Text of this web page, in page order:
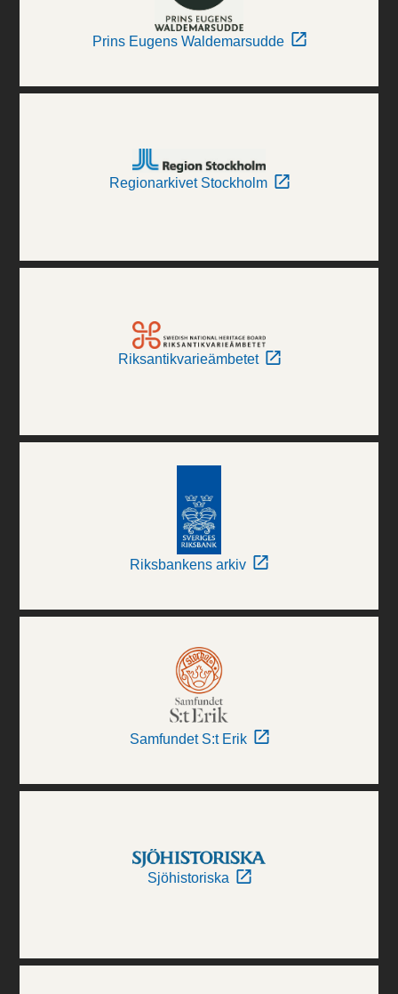
Prins Eugens Waldemarsudde
Regionarkivet Stockholm
Riksantikvarieämbetet
Riksbankens arkiv
Samfundet S:t Erik
Sjöhistoriska